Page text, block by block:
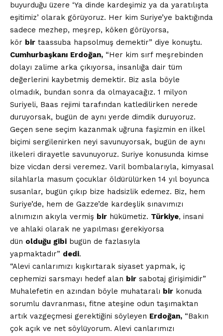
buyurduğu üzere ‘Ya dinde kardeşimiz ya da yaratılışta
eşitimiz’ olarak görüyoruz. Her kim Suriye’ye baktığında
sadece mezhep, meşrep, köken görüyorsa,
kör bir taassuba hapsolmuş demektir” diye konuştu.
Cumhurbaşkanı Erdoğan, “Her kim sırf meşrebinden
dolayı zalime arka çıkıyorsa, insanlığa dair tüm
değerlerini kaybetmiş demektir. Biz asla böyle
olmadık, bundan sonra da olmayacağız. 1 milyon
Suriyeli, Baas rejimi tarafından katledilirken nerede
duruyorsak, bugün de aynı yerde dimdik duruyoruz.
Geçen sene seçim kazanmak uğruna faşizmin en ilkel
biçimi sergilenirken neyi savunuyorsak, bugün de aynı
ilkeleri dirayetle savunuyoruz. Suriye konusunda kimse
bize vicdan dersi veremez. Varil bombalarıyla, kimyasal
silahlarla masum çocuklar öldürülürken 14 yıl boyunca
susanlar, bugün çıkıp bize hadsizlik edemez. Biz, hem
Suriye’de, hem de Gazze’de kardeşlik sınavımızı
alnımızın akıyla vermiş bir hükümetiz. Türkiye, insani
ve ahlaki olarak ne yapılması gerekiyorsa
dün olduğu gibi bugün de fazlasıyla
yapmaktadır” dedi.
“Alevi canlarımızı kışkırtarak siyaset yapmak, iç
cephemizi sarsmayı hedef alan bir sabotaj girişimidir”
Muhalefetin en azından böyle muhataralı bir konuda
sorumlu davranması, fitne ateşine odun taşımaktan
artık vazgeçmesi gerektiğini söyleyen Erdoğan, “Bakın
çok açık ve net söylüyorum. Alevi canlarımızı